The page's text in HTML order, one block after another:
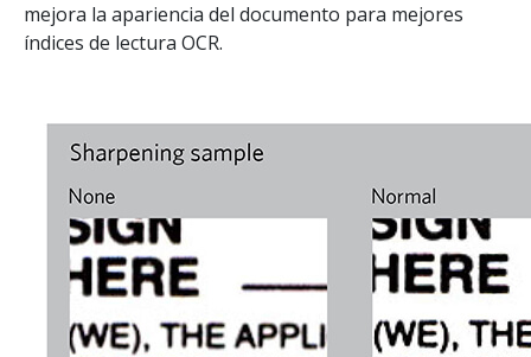
mejora la apariencia del documento para mejores
índices de lectura OCR.